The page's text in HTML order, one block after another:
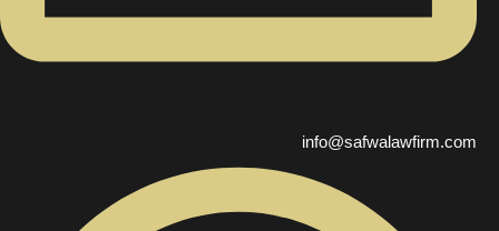
info@safwalawfirm.com